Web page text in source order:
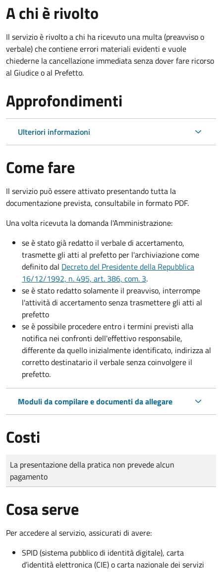
A chi è rivolto
Il servizio è rivolto a chi ha ricevuto una multa (preavviso o
verbale) che contiene errori materiali evidenti e vuole
chiederne la cancellazione immediata senza dover fare ricorso
al Giudice o al Prefetto.
Approfondimenti
Ulteriori informazioni
Come fare
Il servizio può essere attivato presentando tutta la
documentazione prevista, consultabile in formato PDF.
Una volta ricevuta la domanda l'Amministrazione:
se è stato già redatto il verbale di accertamento,
trasmette gli atti al prefetto per l'archiviazione come
definito dal Decreto del Presidente della Repubblica
16/12/1992, n. 495, art. 386, com. 3.
se è stato redatto solamente il preavviso, interrompe
l'attività di accertamento senza trasmettere gli atti al
prefetto
se è possibile procedere entro i termini previsti alla
notifica nei confronti dell'effettivo responsabile,
differente da quello inizialmente identificato, indirizza al
corretto destinatario il verbale senza coinvolgere il
prefetto.
Moduli da compilare e documenti da allegare
Costi
Tipo di pagamento
Importo
La presentazione della pratica non prevede alcun
pagamento
Cosa serve
Per accedere al servizio, assicurati di avere:
SPID (sistema pubblico di identità digitale), carta
d’identità elettronica (CIE) o carta nazionale dei servizi